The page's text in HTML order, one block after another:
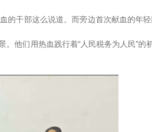
干部这么说道。而旁边首次献血的年轻
他们用热血践行着“人民税务为人民”的